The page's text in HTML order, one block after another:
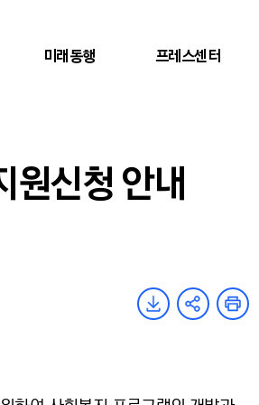
미래동행 프레스센터
신청 안내